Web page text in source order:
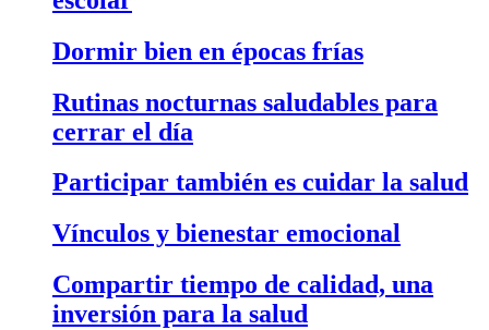
Dormir bien en épocas frías
Rutinas nocturnas saludables para
cerrar el día
Participar también es cuidar la salud
Vínculos y bienestar emocional
Compartir tiempo de calidad, una
inversión para la salud